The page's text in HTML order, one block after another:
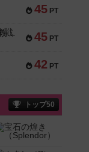
45 PT
45 PT
Bitter End ブタペスト救出作戦
42 PT
トップ50